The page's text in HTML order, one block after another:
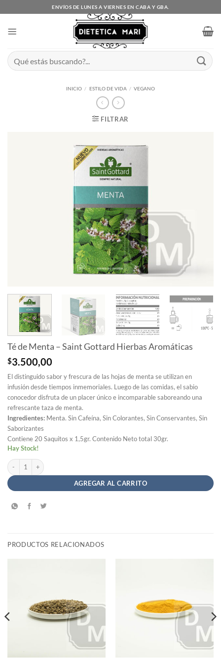
al
ENVÍOS DE LUNES A VIERNES EN CABA Y GBA.
Buscar
por:
INICIO / ESTILO DE VIDA / VEGANO
FILTRAR
Té de Menta – Saint Gottard Hierbas Aromáticas
$3.500,00
El distinguido sabor y frescura de las hojas de menta se utilizan en
infusión desde tiempos inmemoriales. Luego de las comidas, el sabio
conocedor disfruta de un placer único e incomparable saboreando una
refrescante taza de menta.
Ingredientes: Menta. Sin Cafeína, Sin Colorantes, Sin Conservantes, Sin
Saborizantes
Contiene 20 Saquitos x 1,5gr. Contenido Neto total 30gr.
Hay Stock!
Té de Menta - Saint Gottard Hierbas Aromáticas cantidad
AGREGAR AL CARRITO
PRODUCTOS RELACIONADOS